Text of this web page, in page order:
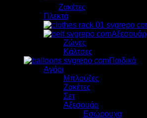
Ζακέτες
Πλεκτά
Αξεσουάρ
Ζώνες
Κάλτσες
Παιδικά
Αγόρι
Μπλούζες
Zακέτες
Σετ
Αξεσουάρ
Εσώρουχα